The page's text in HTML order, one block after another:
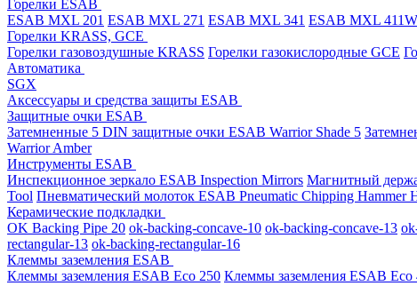
Горелки ESAB
ESAB MXL 201 ESAB MXL 271 ESAB MXL 341 ESAB MXL 411W
Горелки KRASS, GCE
Горелки газовоздушные KRASS Горелки газокислородные GCE
Автоматика
SGX
Аксессуары и средства защиты ESAB
Защитные очки ESAB
Затемненные 5 DIN защитные очки ESAB Warrior Shade 5
Warrior Amber
Инструменты ESAB
Инспекционное зеркало ESAB Inspection Mirrors Магнитный
Tool Пневматический молоток ESAB Pneumatic Chipping Hammer
Керамические подкладки
OK Backing Pipe 20 ok-backing-concave-10 ok-backing-concave-13
rectangular-13 ok-backing-rectangular-16
Клеммы заземления ESAB
Клеммы заземления ESAB Eco 250 Клеммы заземления ESAB Eco